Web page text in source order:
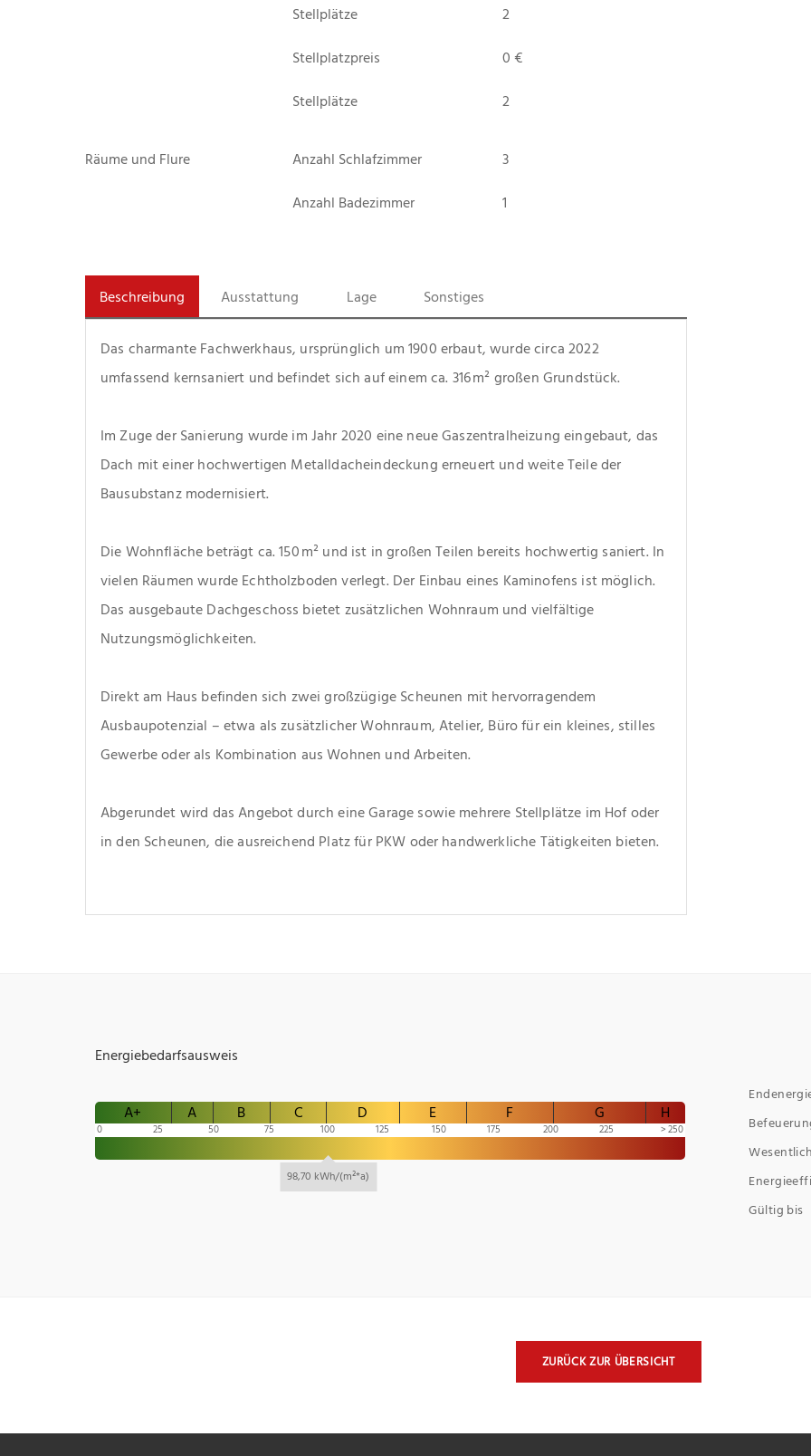
Stellplätze
2
Stellplatzpreis
0 €
Stellplätze
2
Räume und Flure Anzahl Schlafzimmer
3
Anzahl Badezimmer
1
Beschreibung Ausstattung Lage Sonstiges
Das charmante Fachwerkhaus, ursprünglich um 1900 erbaut, wurde circa 2022
umfassend kernsaniert und befindet sich auf einem ca. 316 m² großen Grundstück.
Im Zuge der Sanierung wurde im Jahr 2020 eine neue Gaszentralheizung eingebaut, das
Dach mit einer hochwertigen Metalldacheindeckung erneuert und weite Teile der
Bausubstanz modernisiert.
Die Wohnfläche beträgt ca. 150 m² und ist in großen Teilen bereits hochwertig saniert. In
vielen Räumen wurde Echtholzboden verlegt. Der Einbau eines Kaminofens ist möglich.
Das ausgebaute Dachgeschoss bietet zusätzlichen Wohnraum und vielfältige
Nutzungsmöglichkeiten.
Direkt am Haus befinden sich zwei großzügige Scheunen mit hervorragendem
Ausbaupotenzial – etwa als zusätzlicher Wohnraum, Atelier, Büro für ein kleines, stilles
Gewerbe oder als Kombination aus Wohnen und Arbeiten.
Abgerundet wird das Angebot durch eine Garage sowie mehrere Stellplätze im Hof oder
in den Scheunen, die ausreichend Platz für PKW oder handwerkliche Tätigkeiten bieten.
Energiebedarfsausweis
A+ A B C D E F G H
0 25 50 75 100 125 150 175 200 225 250
98,70 kWh/(m²*a)
Gültig bis
ZURÜCK ZUR ÜBERSICHT